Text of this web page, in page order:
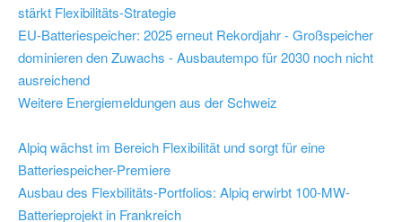
stärkt Flexibilitäts-Strategie
EU-Batteriespeicher: 2025 erneut Rekordjahr - Großspeicher
dominieren den Zuwachs - Ausbautempo für 2030 noch nicht
ausreichend
Weitere Energiemeldungen aus der Schweiz
Alpiq wächst im Bereich Flexibilität und sorgt für eine
Batteriespeicher-Premiere
Ausbau des Flexbilitäts-Portfolios: Alpiq erwirbt 100-MW-
Batterieprojekt in Frankreich